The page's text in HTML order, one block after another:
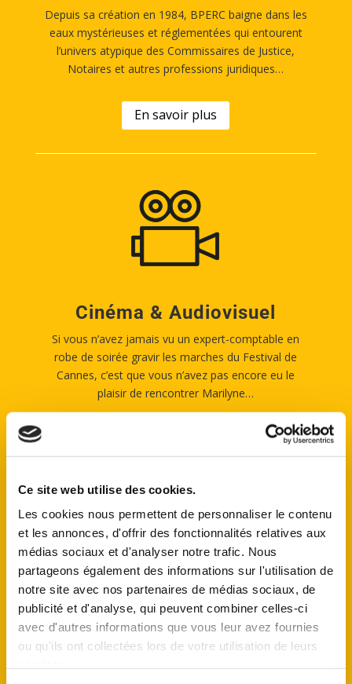
Ce site web utilise des cookies.
Les cookies nous permettent de personnaliser le contenu
et les annonces, d'offrir des fonctionnalités relatives aux
médias sociaux et d'analyser notre trafic. Nous
partageons également des informations sur l'utilisation de
notre site avec nos partenaires de médias sociaux, de
publicité et d'analyse, qui peuvent combiner celles-ci
avec d'autres informations que vous leur avez fournies
ou qu'ils ont collectées lors de votre utilisation de leurs
Depuis sa création en 1984, BPERC baigne dans les
eaux mystérieuses et réglementées qui entourent
l’univers atypique des Commissaires de Justice,
Notaires et autres professions juridiques…
En savoir plus
Cinéma & Audiovisuel
Si vous n’avez jamais vu un expert-comptable en
robe de soirée gravir les marches du Festival de
Cannes, c’est que vous n’avez pas encore eu le
plaisir de rencontrer Marilyne…
Start-up